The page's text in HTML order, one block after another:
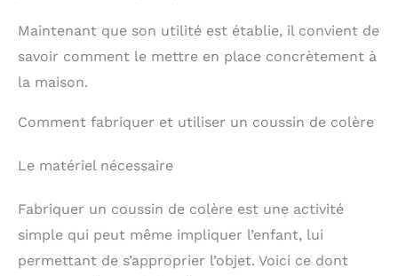
Maintenant que son utilité est établie, il convient de
savoir comment le mettre en place concrètement à
la maison.
Comment fabriquer et utiliser un coussin de colère
Le matériel nécessaire
Fabriquer un coussin de colère est une activité
simple qui peut même impliquer l’enfant, lui
permettant de s’approprier l’objet. Voici ce dont